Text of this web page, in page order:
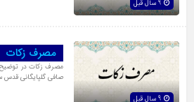
مصرف زکات
مصرف زکات در
صافی گلپایگانی قدس